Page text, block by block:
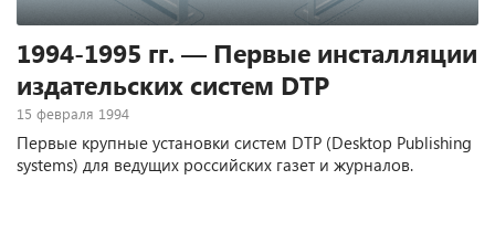
1994-1995 гг. — Первые инсталляции
издательских систем DTP
15 февраля 1994
Первые крупные установки систем DTP (Desktop Publishing
systems) для ведущих российских газет и журналов.